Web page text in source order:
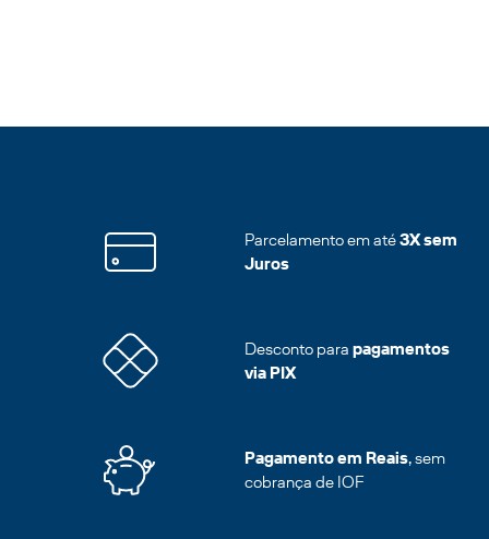
Parcelamento em até3X sem
Juros
Desconto para pagamentos
via PIX
Pagamento em Reais, sem
cobrança de IOF